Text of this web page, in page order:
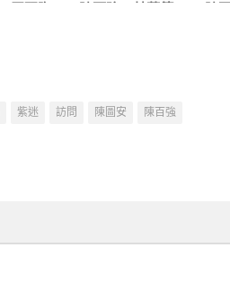
紫迷 訪問 陳圖安 陳百強